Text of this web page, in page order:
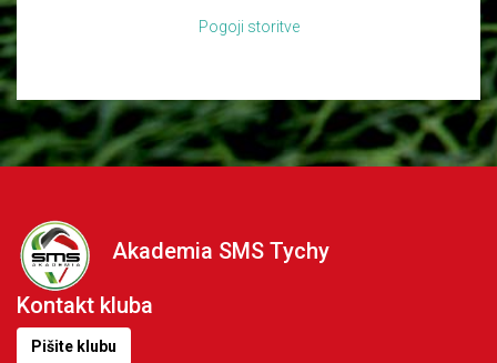
Pogoji storitve
Akademia SMS Tychy
Kontakt kluba
Pišite klubu